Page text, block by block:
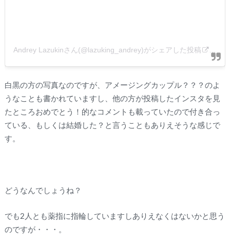
Andrey Lazukinさん(@lazuking_andrey)がシェアした投稿
白黒の方の写真なのですが、アメージングカップル？？？のよ
うなことも書かれていますし、他の方が投稿したインスタを見
たところおめでとう！的なコメントも載っていたので付き合っ
ている、もしくは結婚した？と言うこともありえそうな感じで
す。
どうなんでしょうね？
でも2人とも薬指に指輪していますしありえなくはないかと思う
のですが・・・。